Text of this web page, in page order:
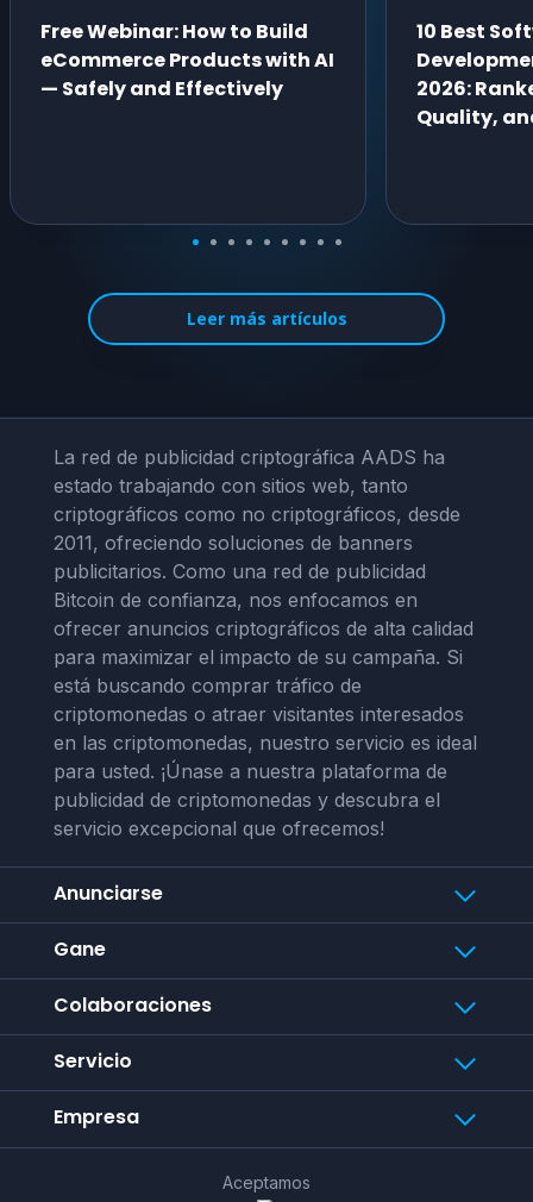
Free Webinar: How to Build
eCommerce Products with AI
— Safely and Effectively
10 Best
2026:
Quality,
Leer más artículos
La red de publicidad criptográfica AADS ha
estado trabajando con sitios web, tanto
criptográficos como no criptográficos, desde
2011, ofreciendo soluciones de banners
publicitarios. Como una red de publicidad
Bitcoin de confianza, nos enfocamos en
ofrecer anuncios criptográficos de alta calidad
para maximizar el impacto de su campaña. Si
está buscando comprar tráfico de
criptomonedas o atraer visitantes interesados
en las criptomonedas, nuestro servicio es ideal
para usted. ¡Únase a nuestra plataforma de
publicidad de criptomonedas y descubra el
servicio excepcional que ofrecemos!
Anunciarse
Gane
Colaboraciones
Servicio
Empresa
Aceptamos